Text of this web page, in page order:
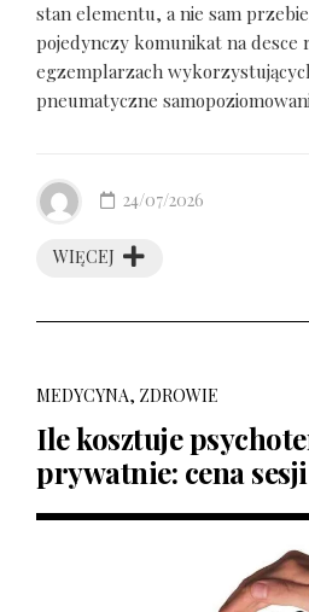
stan elementu, a nie sam
pojedynczy komunikat na desce
egzemplarzach
pneumatyczne
WIĘCEJ
24/07/2026
MEDYCYNA, ZDROWIE
Ile kosztuje
prywatnie: cena sesji